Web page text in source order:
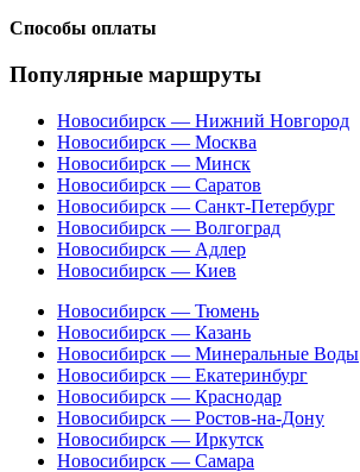
Способы оплаты
Популярные маршруты
Новосибирск — Нижний Новгород
Новосибирск — Москва
Новосибирск — Минск
Новосибирск — Саратов
Новосибирск — Санкт-Петербург
Новосибирск — Волгоград
Новосибирск — Адлер
Новосибирск — Киев
Новосибирск — Тюмень
Новосибирск — Казань
Новосибирск — Минеральные Воды
Новосибирск — Екатеринбург
Новосибирск — Краснодар
Новосибирск — Ростов-на-Дону
Новосибирск — Иркутск
Новосибирск — Самара